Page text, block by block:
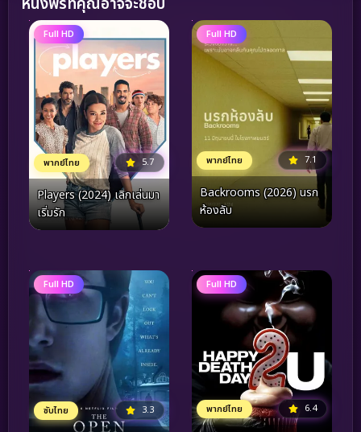
หนังฟรีที่คุณอาจจะชอบ
Full HD
พากย์ไทย 5.7
Players (2024) เลิกเล่นมา
เริ่มรัก
Full HD
พากย์ไทย 7.1
Backrooms (2026) นรก
ห้องลับ
Full HD
ซับไทย 3.3
Full HD
พากย์ไทย 6.4